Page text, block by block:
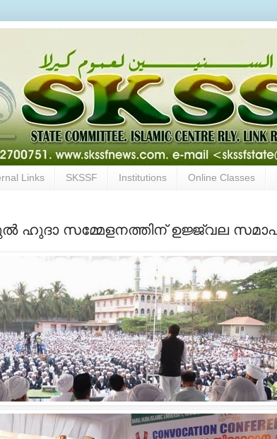
Links SKSSF Institutions Online Classes
ഹുദാ സമ്മേളനത്തിന് ഉജ്ജ്വല